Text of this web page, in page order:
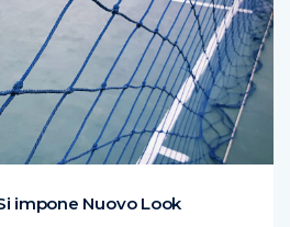
impone Nuovo Look